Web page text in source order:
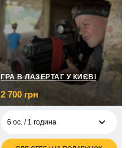
ГРА В ЛАЗЕРТАГ У КИЄВІ
2 700 грн
6 ос. / 1 година